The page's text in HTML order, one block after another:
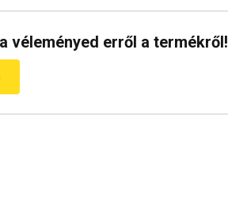
véleményed erről a termékről!